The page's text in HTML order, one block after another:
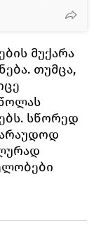
მუქარა
თუმცა,
სწორედ